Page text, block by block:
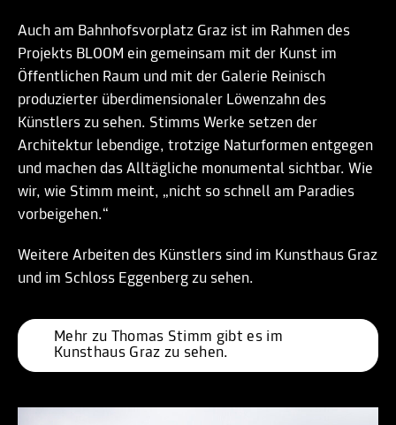
Auch am Bahnhofsvorplatz Graz ist im Rahmen des
Projekts BLOOM ein gemeinsam mit der Kunst im
Öffentlichen Raum und mit der Galerie Reinisch
produzierter überdimensionaler Löwenzahn des
Künstlers zu sehen. Stimms Werke setzen der
Architektur lebendige, trotzige Naturformen entgegen
und machen das Alltägliche monumental sichtbar. Wie
wir, wie Stimm meint, „nicht so schnell am Paradies
vorbeigehen.“
Weitere Arbeiten des Künstlers sind im Kunsthaus Graz
und im Schloss Eggenberg zu sehen.
Mehr zu Thomas Stimm gibt es im
Kunsthaus Graz zu sehen.